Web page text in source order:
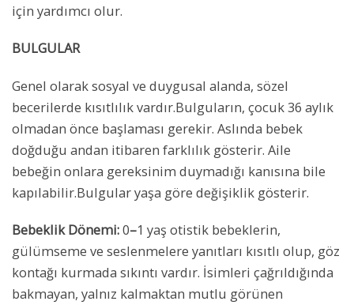
için yardımcı olur.
BULGULAR
Genel olarak sosyal ve duygusal alanda, sözel
becerilerde kısıtlılık vardır.Bulguların, çocuk 36 aylık
olmadan önce başlaması gerekir. Aslında bebek
doğduğu andan itibaren farklılık gösterir. Aile
bebeğin onlara gereksinim duymadığı kanısına bile
kapılabilir.Bulgular yaşa göre değişiklik gösterir.
Bebeklik Dönemi:0–1 yaş otistik bebeklerin,
gülümseme ve seslenmelere yanıtları kısıtlı olup, göz
kontağı kurmada sıkıntı vardır. İsimleri çağrıldığında
bakmayan, yalnız kalmaktan mutlu görünen